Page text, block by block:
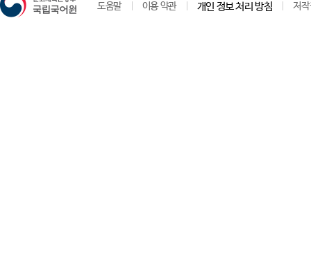
도움말 이용 약관 개인 정보 처리 방침 저